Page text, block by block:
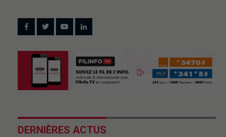
DERNIÈRES ACTUS